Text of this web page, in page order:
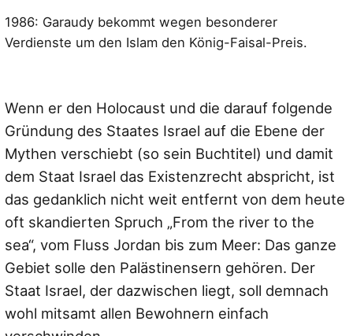
1986: Garaudy bekommt wegen besonderer
Verdienste um den Islam den König-Faisal-Preis.
Wenn er den Holocaust und die darauf folgende
Gründung des Staates Israel auf die Ebene der
Mythen verschiebt (so sein Buchtitel) und damit
dem Staat Israel das Existenzrecht abspricht, ist
das gedanklich nicht weit entfernt von dem heute
oft skandierten Spruch „From the river to the
sea“, vom Fluss Jordan bis zum Meer: Das ganze
Gebiet solle den Palästinensern gehören. Der
Staat Israel, der dazwischen liegt, soll demnach
wohl mitsamt allen Bewohnern einfach